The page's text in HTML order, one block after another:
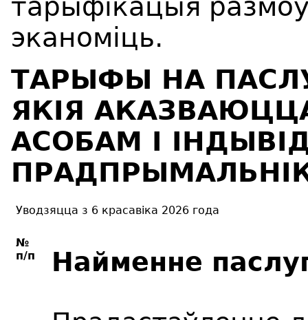
тарыфікацыя
эканоміць.
ТАРЫФЫ НА
ЯКІЯ
АСОБАМ І
Уводзяцца з 6 красавiка 2026 года
№
п/п
Найменне